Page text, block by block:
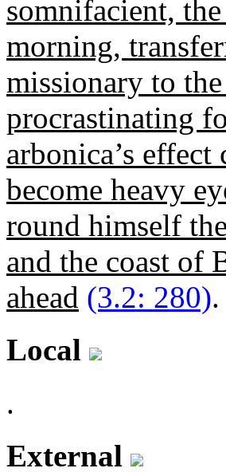
somnifacient,
morning,
missionary to
procrastinating
arbonica’s
become heavy
round himself
and the coast of
ahead (3.2: 280).
Local
.
External